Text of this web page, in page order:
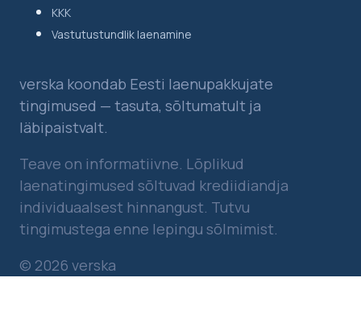
KKK
Vastutustundlik laenamine
verska koondab Eesti laenupakkujate
tingimused — tasuta, sõltumatult ja
läbipaistvalt.
Teave on informatiivne. Lõplikud
laenatingimused sõltuvad krediidiandja
individuaalsest hinnangust. Tutvu
tingimustega enne lepingu sõlmimist.
© 2026 verska